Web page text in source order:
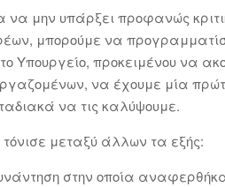
μην υπάρξει προφανώς
μπορούμε να
Υπουργείο, προκειμένου να
να έχουμε μία
να τις καλύψουμε.
τόνισε μεταξύ άλλων τα εξής:
στην οποία